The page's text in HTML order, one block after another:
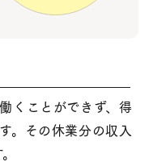
くことができず、得
。その休業分の収入